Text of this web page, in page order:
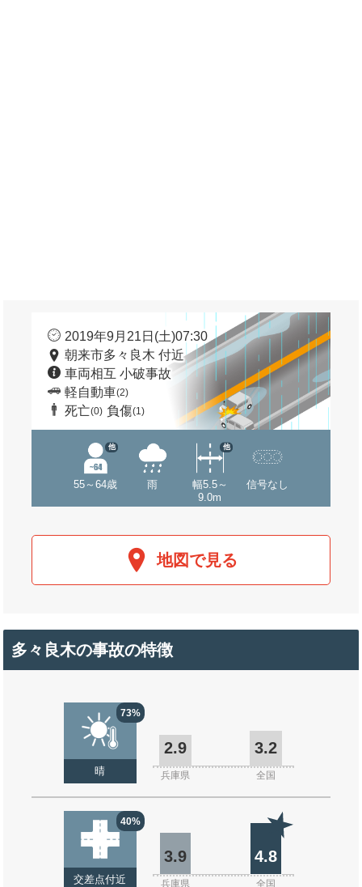
2019年9月21日(土)07:30
朝来市多々良木 付近
車両相互 小破事故
軽自動車(2)
死亡(0) 負傷(1)
55～64歳
他
雨
幅5.5～
9.0m
他
信号なし
地図で見る
多々良木の事故の特徴
73%
晴
2.9 3.2
兵庫県 全国
40%
交差点付近
3.9 4.8
兵庫県 全国